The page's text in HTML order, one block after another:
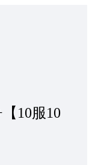
10服10